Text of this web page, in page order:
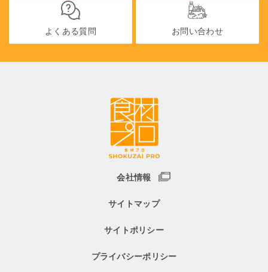
よくある質問 お問い合わせ
会社情報
サイトマップ
サイトポリシー
プライバシーポリシー